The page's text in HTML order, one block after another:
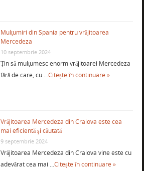
Mulţumiri din Spania pentru vrăjitoarea
Mercedeza
10 septembrie 2024
Ţin să mulţumesc enorm vrăjitoarei Mercedeza
fără de care, cu …Citește în continuare »
Vrăjitoarea Mercedeza din Craiova este cea
mai eficientă şi căutată
9 septembrie 2024
Vrăjitoarea Mercedeza din Craiova vine este cu
adevărat cea mai …Citește în continuare »